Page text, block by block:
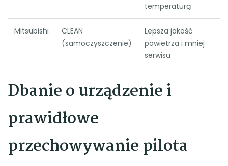
temperaturą
Mitsubishi
CLEAN
(samoczyszczenie)
Lepsza jakość
powietrza i mniej
serwisu
Dbanie o urządzenie i
prawidłowe
przechowywanie pilota